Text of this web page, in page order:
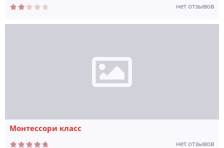
нет отзывов
Монтессори класс
нет отзывов